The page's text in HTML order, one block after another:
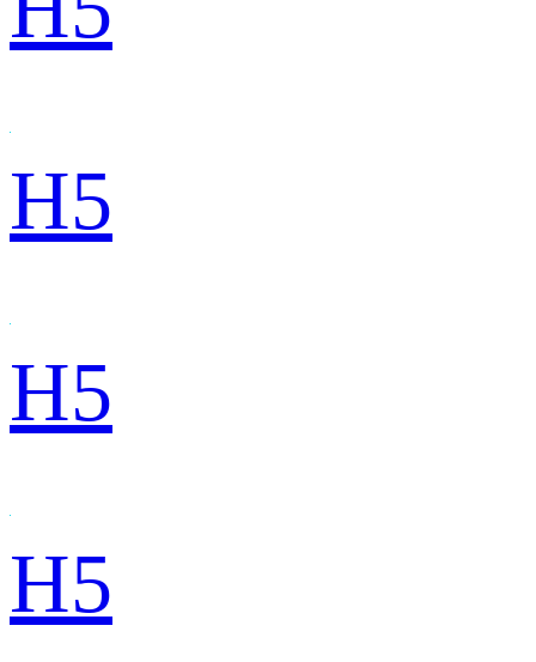
H5
H5
H5